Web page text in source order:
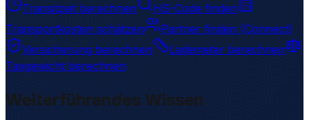
Transitzeit berechnen
HS-Code finden
Transportkosten schätzen
Partner finden (Connect)
Versicherung berechnen
Lademeter berechnen
Taxgewicht berechnen
Weiterführendes Wissen